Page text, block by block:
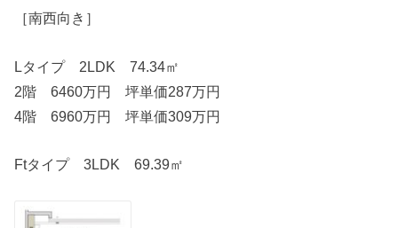
［南西向き］
Lタイプ 2LDK 74.34㎡
2階 6460万円 坪単価287万円
4階 6960万円 坪単価309万円
Ftタイプ 3LDK 69.39㎡